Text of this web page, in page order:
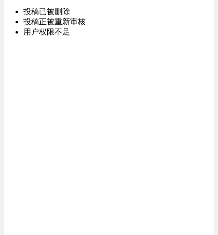
投稿已被删除
投稿正被重新审核
用户权限不足